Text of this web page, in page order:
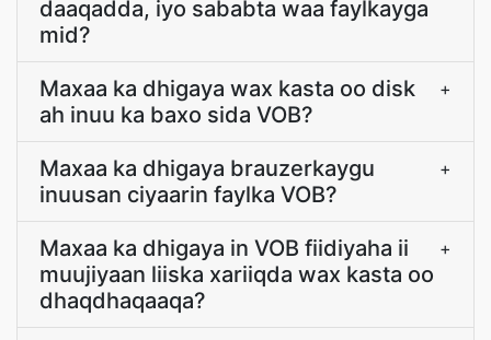
daaqadda, iyo sababta waa faylkayga
mid?
Maxaa ka dhigaya wax kasta oo disk
ah inuu ka baxo sida VOB?
+
Maxaa ka dhigaya brauzerkaygu
inuusan ciyaarin faylka VOB?
+
Maxaa ka dhigaya in VOB fiidiyaha ii
muujiyaan liiska xariiqda wax kasta oo
dhaqdhaqaaqa?
+